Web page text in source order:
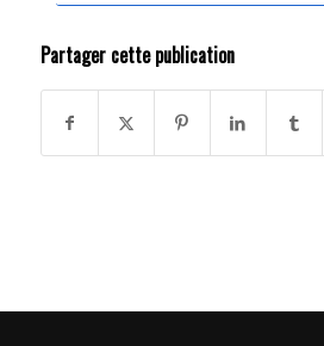
Partager cette publication